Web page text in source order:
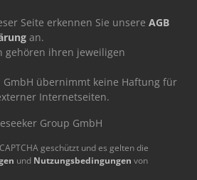
Seite erkennen Sie unsere AGB
an.
gehören ihren jeweiligen
GmbH übernimmt keine Haftung für
Internetseiten.
Group GmbH
geschützt und es gelten die
und Nutzungsbedingungen von